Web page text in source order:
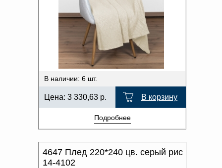
В наличии: 6 шт.
Цена: 3 330,63 р. В корзину
Подробнее
4647 Плед 220*240 цв. серый рис
14-4102